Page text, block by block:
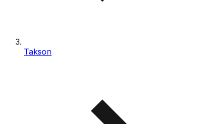
Takson